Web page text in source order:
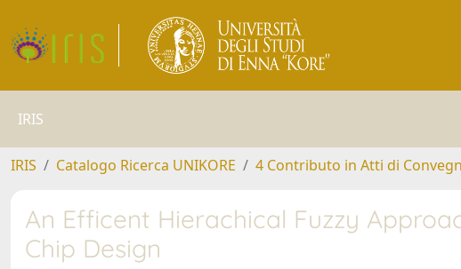
IRIS
IRIS Catalogo Ricerca UNIKORE 4 Contributo in Atti di
An Efficent Hierachical Fuzzy
Chip Design